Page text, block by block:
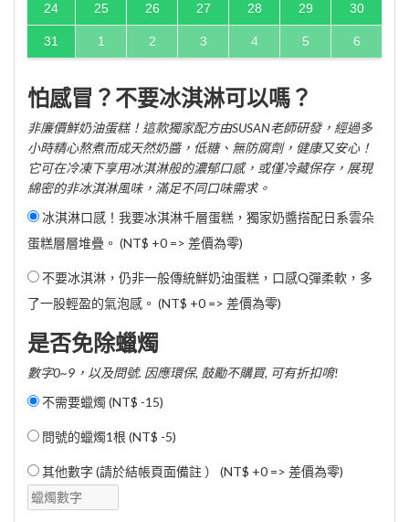
24 25 26 27 28 29 30
31 1 2 3 4 5 6
怕感冒？不要冰淇淋可以嗎？
非廉價鮮奶油蛋糕！這款獨家配方由SUSAN老師研發，經過多
小時精心熬煮而成天然奶醬，低糖、無防腐劑，健康又安心！
它可在冷凍下享用冰淇淋般的濃郁口感，或僅冷藏保存，展現
綿密的非冰淇淋風味，滿足不同口味需求。
冰淇淋口感！我要冰淇淋千層蛋糕，獨家奶醬搭配日系雲朵
蛋糕層層堆疊。 (NT$ +0 => 差價為零)
不要冰淇淋，仍非一般傳統鮮奶油蛋糕，口感Q彈柔軟，多
了一股輕盈的氣泡感。 (NT$ +0 => 差價為零)
是否免除蠟燭
數字0~9，以及問號. 因應環保, 鼓勵不購買, 可有折扣唷!
不需要蠟燭 (NT$ -15)
問號的蠟燭1根 (NT$ -5)
其他數字 (請於結帳頁面備註 ） (NT$ +0 => 差價為零)